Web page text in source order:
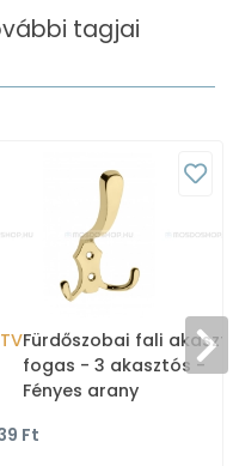
tagjai
Fürdőszobai fali
fogas - 3 akasztós -
Fényes arany
Ft